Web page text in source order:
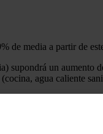
media a partir de
supondrá un
agua caliente
supondrá un
(BOE) con la